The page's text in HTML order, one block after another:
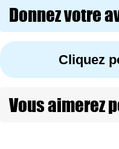
Donnez votre
Cliquez
Vous aimerez